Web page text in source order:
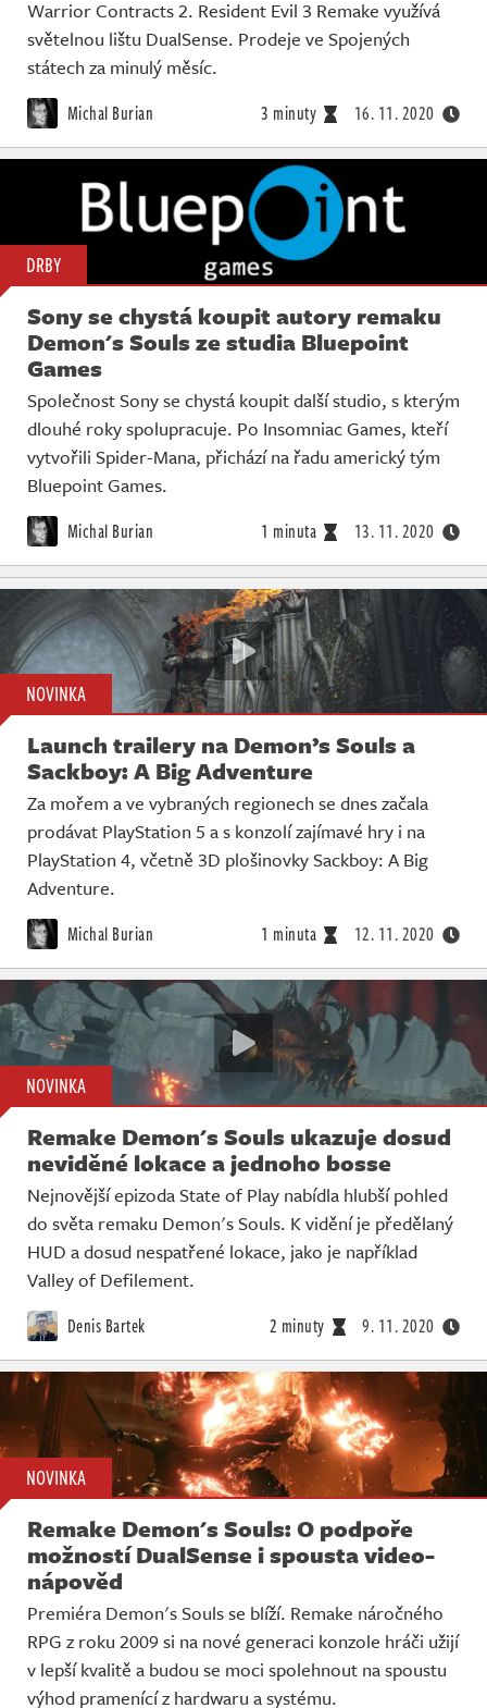
Warrior Contracts 2. Resident Evil 3 Remake využívá
světelnou lištu DualSense. Prodeje ve Spojených
státech za minulý měsíc.
Michal Burian 3 minuty 16. 11. 2020
DRBY
Sony se chystá koupit autory remaku
Demon's Souls ze studia Bluepoint
Games
Společnost Sony se chystá koupit další studio, s kterým
dlouhé roky spolupracuje. Po Insomniac Games, kteří
vytvořili Spider-Mana, přichází na řadu americký tým
Bluepoint Games.
Michal Burian 1 minuta 13. 11. 2020
NOVINKA
Launch trailery na Demon’s Souls a
Sackboy: A Big Adventure
Za mořem a ve vybraných regionech se dnes začala
prodávat PlayStation 5 a s konzolí zajímavé hry i na
PlayStation 4, včetně 3D plošinovky Sackboy: A Big
Adventure.
Michal Burian 1 minuta 12. 11. 2020
NOVINKA
Remake Demon's Souls ukazuje dosud
neviděné lokace a jednoho bosse
Nejnovější epizoda State of Play nabídla hlubší pohled
do světa remaku Demon's Souls. K vidění je předělaný
HUD a dosud nespatřené lokace, jako je například
Valley of Defilement.
Denis Bartek 2 minuty 9. 11. 2020
NOVINKA
Remake Demon's Souls: O podpoře
možností DualSense i spousta video-
nápověd
Premiéra Demon's Souls se blíží. Remake náročného
RPG z roku 2009 si na nové generaci konzole hráči užijí
v lepší kvalitě a budou se moci spolehnout na spoustu
výhod pramenící z hardwaru a systému.